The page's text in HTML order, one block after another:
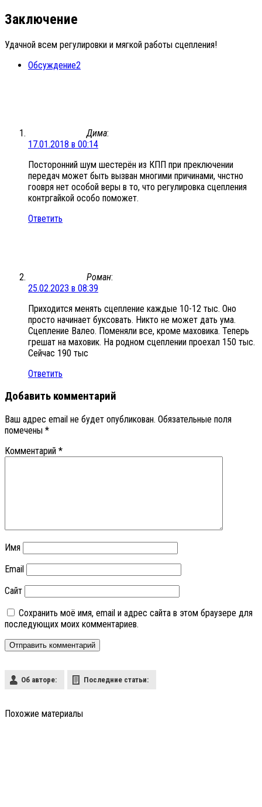
Заключение
Удачной всем регулировки и мягкой работы сцепления!
Обсуждение2
Дима:
17.01.2018 в 00:14
Посторонний шум шестерён из КПП при преключении
передач может быть вызван многими причинами, чнстно
гоовря нет особой веры в то, что регулировка сцепления
контргайкой особо поможет.
Ответить
Роман:
25.02.2023 в 08:39
Приходится менять сцепление каждые 10-12 тыс. Оно
просто начинает буксовать. Никто не может дать ума.
Сцепление Валео. Поменяли все, кроме маховика. Теперь
грешат на маховик. На родном сцеплении проехал 150 тыс.
Сейчас 190 тыс
Ответить
Добавить комментарий
Ваш адрес email не будет опубликован. Обязательные поля
помечены *
Комментарий *
Имя
Email
Сайт
Сохранить моё имя, email и адрес сайта в этом браузере для
последующих моих комментариев.
Об авторе: Последние статьи:
Похожие материалы